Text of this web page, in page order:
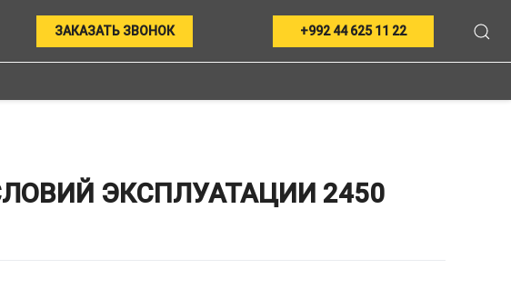
ЗАКАЗАТЬ ЗВОНОК +992 44 625 11 22
ЭКСПЛУАТАЦИИ 2450